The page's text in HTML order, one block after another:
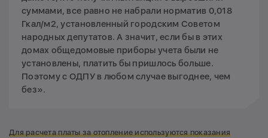
суммами, все равно не набрали норматив 0,018
Гкал/м2, установленный городским Советом
народных депутатов. А значит, если бы в этих
домах общедомовые приборы учета были не
установлены, платить бы пришлось больше.
Поэтому с ОДПУ в любом случае выгоднее, чем
без».
Для расчета платы за отопление используются показания